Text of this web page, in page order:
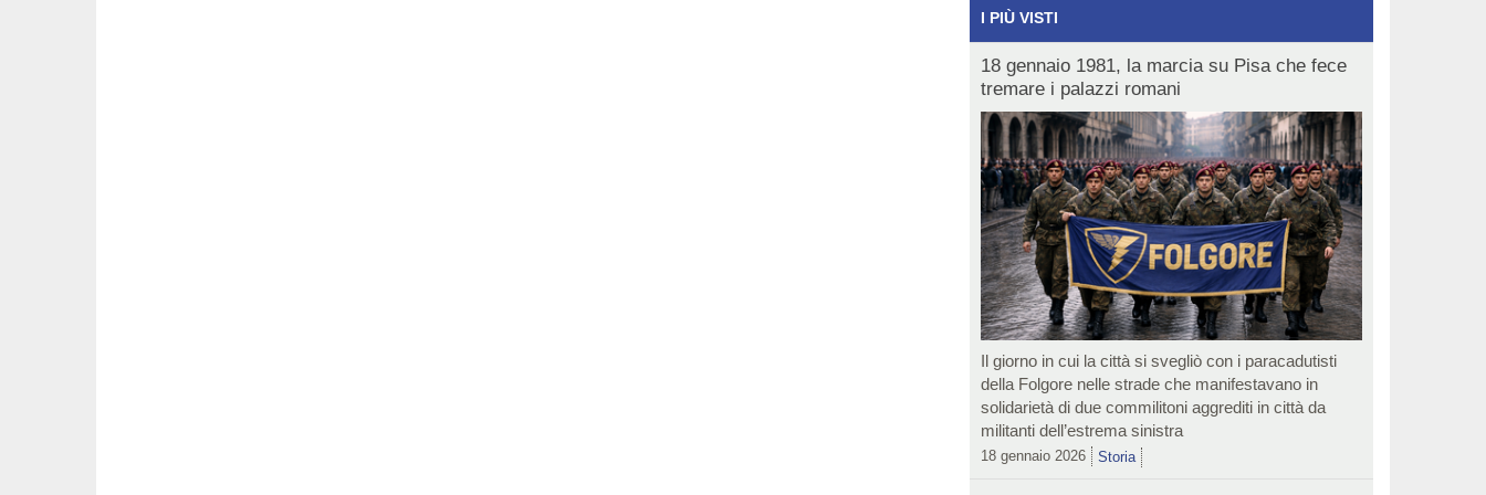
I PIÙ VISTI
18 gennaio 1981, la marcia su Pisa che fece
tremare i palazzi romani
Il giorno in cui la città si svegliò con i paracadutisti
della Folgore nelle strade che manifestavano in
solidarietà di due commilitoni aggrediti in città da
militanti dell’estrema sinistra
18 gennaio 2026 Storia